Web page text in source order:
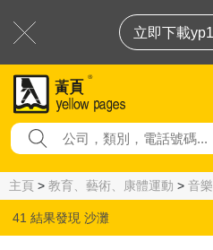
立即下載
主頁 > 教育、藝術、康體運動 > 音
41 結果發現 沙灘